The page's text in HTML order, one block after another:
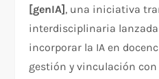
[genIA] , una iniciativa
interdisciplinaria
incorporar la IA en
gestión y vinculación